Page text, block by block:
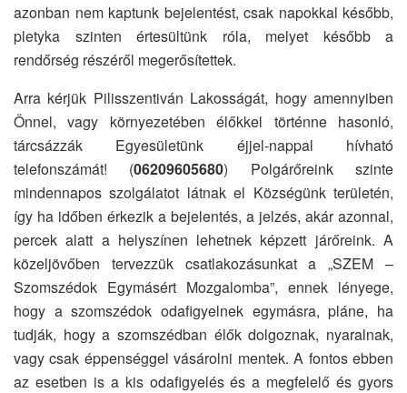
azonban nem kaptunk bejelentést, csak napokkal később,
pletyka szinten értesültünk róla, melyet később a
rendőrség részéről megerősítettek.
Arra kérjük Pilisszentiván Lakosságát, hogy amennyiben
Önnel, vagy környezetében élőkkel történne hasonló,
tárcsázzák Egyesületünk éjjel-nappal hívható
telefonszámát! (06209605680) Polgárőreink szinte
mindennapos szolgálatot látnak el Községünk területén,
így ha időben érkezik a bejelentés, a jelzés, akár azonnal,
percek alatt a helyszínen lehetnek képzett járőreink. A
közeljövőben tervezzük csatlakozásunkat a „SZEM –
Szomszédok Egymásért Mozgalomba”, ennek lényege,
hogy a szomszédok odafigyelnek egymásra, pláne, ha
tudják, hogy a szomszédban élők dolgoznak, nyaralnak,
vagy csak éppenséggel vásárolni mentek. A fontos ebben
az esetben is a kis odafigyelés és a megfelelő és gyors